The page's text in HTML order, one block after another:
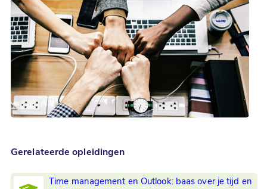
Gerelateerde opleidingen
Time management en Outlook: baas over je tijd en